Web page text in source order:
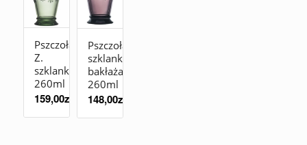
Pszczoła
Z.
szklanka
260ml
159,00zł
Pszczoła
szklanka
bakłażan
260ml
148,00zł